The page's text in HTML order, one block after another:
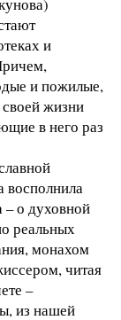
и
и пожилые,
жизни
в него раз
восполнила
о духовной
реальных
монахом
читая
–
из нашей